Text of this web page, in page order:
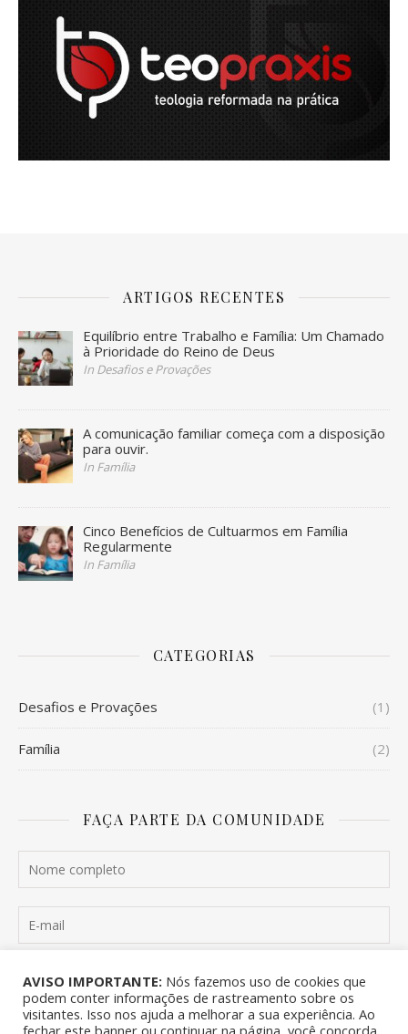
ARTIGOS RECENTES
Equilíbrio entre Trabalho e Família: Um Chamado
à Prioridade do Reino de Deus
In Desafios e Provações
A comunicação familiar começa com a disposição
para ouvir.
In Família
Cinco Benefícios de Cultuarmos em Família
Regularmente
In Família
CATEGORIAS
Desafios e Provações (1)
Família (2)
FAÇA PARTE DA COMUNIDADE
Quero me inscrever
AVISO IMPORTANTE: Nós fazemos uso de cookies que
podem conter informações de rastreamento sobre os
visitantes. Isso nos ajuda a melhorar a sua experiência. Ao
fechar este banner ou continuar na página, você concorda